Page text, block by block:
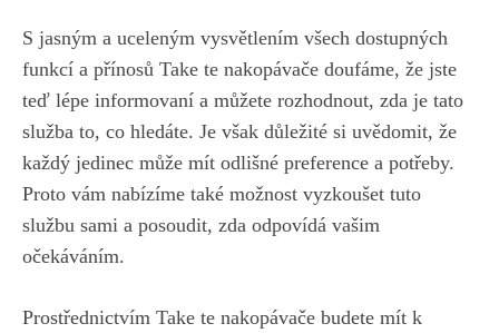
S jasným a uceleným vysvětlením všech dostupných⁢
funkcí a ⁣přínosů Take te nakopávače doufáme,⁢ že‍ jste
teď lépe informovaní a můžete rozhodnout,​ zda je tato
⁤služba to, co hledáte. Je však důležité si uvědomit, že
každý⁤ jedinec může mít odlišné preference ⁣a potřeby.
Proto⁤ vám nabízíme také možnost vyzkoušet tuto
službu sami a posoudit,‍ zda odpovídá vašim
očekáváním.
Prostřednictvím Take te nakopávače budete⁢ mít k